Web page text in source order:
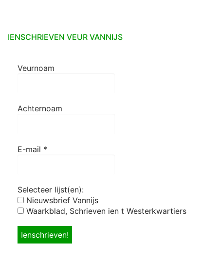
IENSCHRIEVEN VEUR VANNIJS
Veurnoam
Achternoam
E-mail *
Selecteer lijst(en):
Nieuwsbrief Vannijs
Waarkblad, Schrieven ien t Westerkwartiers